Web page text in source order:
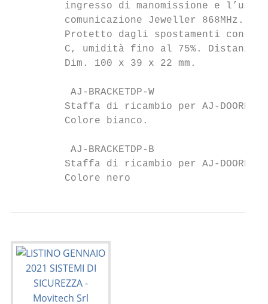
ingresso di manomissione e
         comunicazione Jeweller 868MHz.
Protetto dagli spostamenti con
C, umidità fino al 75%. Distanza
         Dim. 100 x 39 x 22 mm.
AJ-BRACKETDP-W
Staffa di ricambio per AJ-
         Colore bianco.
AJ-BRACKETDP-B
Staffa di ricambio per AJ-
         Colore nero